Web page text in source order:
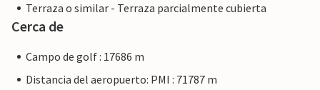
Terraza o similar - Terraza parcialmente cubierta
Cerca de
Campo de golf : 17686 m
Distancia del aeropuerto: PMI : 71787 m